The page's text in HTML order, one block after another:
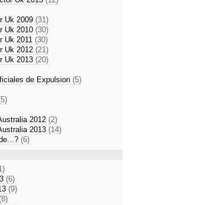
Uk 2009 (31)
Uk 2010 (30)
Uk 2011 (30)
Uk 2012 (21)
Uk 2013 (20)
de Expulsion (5)
2012 (2)
2013 (14)
(6)
(6)
(9)